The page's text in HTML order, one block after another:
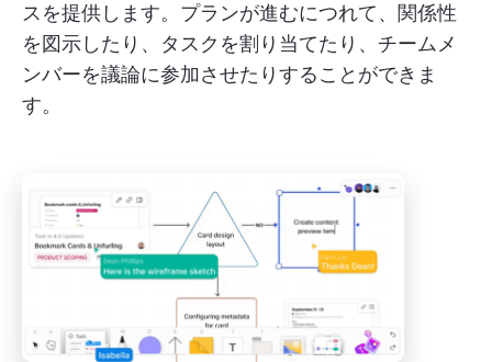
スを提供します。プランが進むにつれて、関係性
を図示したり、タスクを割り当てたり、チームメ
ンバーを議論に参加させたりすることができま
す。